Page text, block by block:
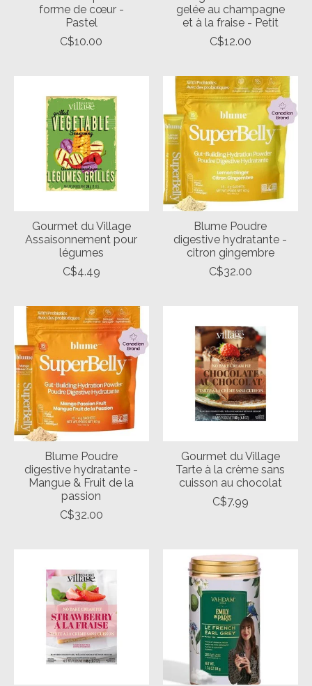
forme de cœur -
Pastel
C$10.00
gelée au champagne
et à la fraise - Petit
C$12.00
Gourmet du Village
Assaisonnement pour
légumes
C$4.49
Blume Poudre
digestive hydratante -
citron gingembre
C$32.00
Blume Poudre
digestive hydratante -
Mangue & Fruit de la
passion
C$32.00
Gourmet du Village
Tarte à la crème sans
cuisson au chocolat
C$7.99